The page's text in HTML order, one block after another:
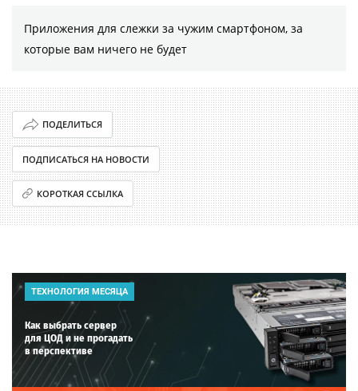
Приложения для слежки за чужим смартфоном, за
которые вам ничего не будет
ПОДЕЛИТЬСЯ
ПОДПИСАТЬСЯ НА НОВОСТИ
КОРОТКАЯ ССЫЛКА
ТЕХНОЛОГИЯ МЕСЯЦА
Как выбрать сервер
для ЦОД и не прогадать
в перспективе